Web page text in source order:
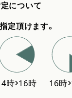
について
定頂けます。